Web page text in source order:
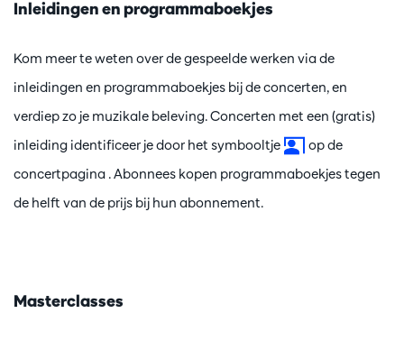
Inleidingen en programmaboekjes
Kom meer te weten over de gespeelde werken via de
inleidingen en programmaboekjes bij de concerten, en
verdiep zo je muzikale beleving. Concerten met een (gratis)
inleiding identificeer je door het symbooltje
op de
concertpagina . Abonnees kopen programmaboekjes tegen
de helft van de prijs bij hun abonnement.
Masterclasses